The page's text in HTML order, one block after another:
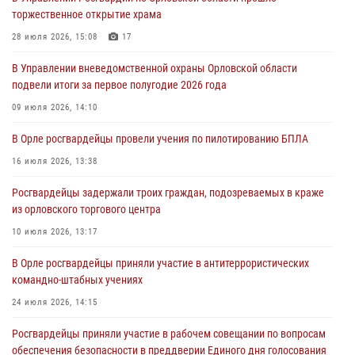
05 августа 2026, 13:12
совершении противоправных действий
04 августа 2026, 14:21
04 августа 2026, 14:06
предоставлении госуслуг
03 августа 2026, 14:30
торжественное открытие храма
28 июля 2026, 15:08 17
В Управлении вневедомственной охраны Орловской области
подвели итоги за первое полугодие 2026 года
09 июля 2026, 14:10
В Орле росгвардейцы провели учения по пилотированию БПЛА
16 июля 2026, 13:38
Росгвардейцы задержали троих граждан, подозреваемых в краже
из орловского торгового центра
10 июля 2026, 13:17
В Орле росгвардейцы приняли участие в антитеррористических
командно-штабных учениях
24 июля 2026, 14:15
Росгвардейцы приняли участие в рабочем совещании по вопросам
обеспечения безопасности в преддверии Единого дня голосования